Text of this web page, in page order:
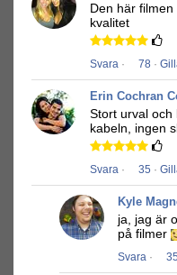
Den här filmen
kvalitet
Svara · 78 ·
Erin Cochran
Stort urval och
kabeln, ingen
Svara · 35 ·
Kyle
ja, jag är
på filmer
Svara · 35